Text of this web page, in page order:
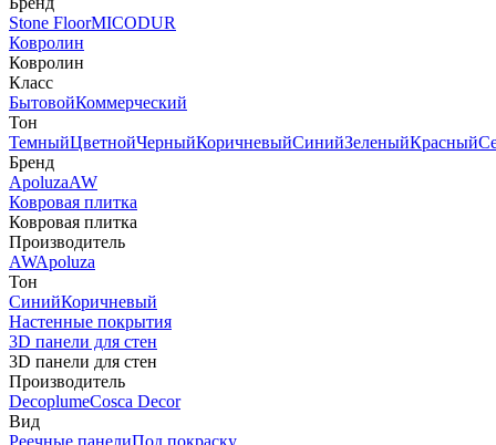
Stone FloorMICODUR
Ковролин
Ковролин
Класс
БытовойКоммерческий
Тон
ТемныйЦветнойЧерныйКоричневыйСинийЗеленыйКрасный
Бренд
ApoluzaAW
Ковровая плитка
Ковровая плитка
Производитель
AWApoluza
Тон
СинийКоричневый
Настенные покрытия
3D панели для стен
3D панели для стен
Производитель
DecoplumeCosca Decor
Вид
Реечные панелиПод покраску